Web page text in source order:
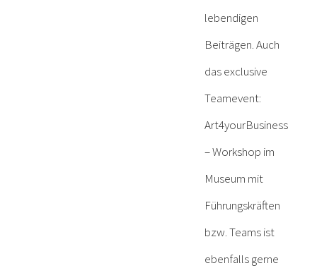
lebendigen
Beiträgen. Auch
das exclusive
Teamevent:
Art4yourBusiness
– Workshop im
Museum mit
Führungskräften
bzw. Teams ist
ebenfalls gerne